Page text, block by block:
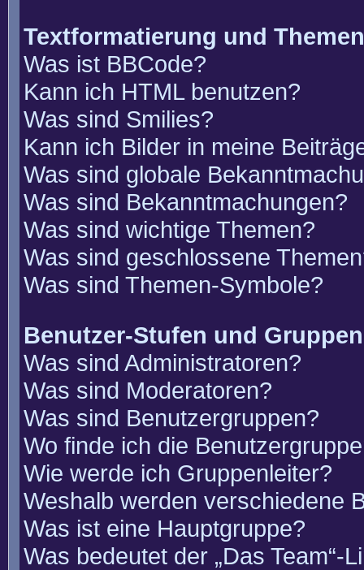
Textformatierung und
Was ist BBCode?
Kann ich HTML benutzen?
Was sind Smilies?
Kann ich Bilder in meine
Was sind globale
Was sind Bekanntmachungen?
Was sind wichtige Themen?
Was sind geschlossene
Was sind Themen-Symbole?
Benutzer-Stufen und Gruppen
Was sind Administratoren?
Was sind Moderatoren?
Was sind Benutzergruppen?
Wo finde ich die
Wie werde ich Gruppenleiter?
Weshalb werden verschiedene
Was ist eine Hauptgruppe?
Was bedeutet der „Das Team“-